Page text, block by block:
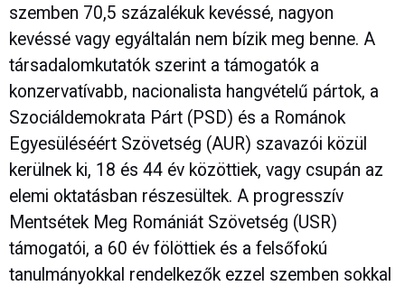
szemben 70,5 százalékuk kevéssé, nagyon
kevéssé vagy egyáltalán nem bízik meg benne. A
társadalomkutatók szerint a támogatók a
konzervatívabb, nacionalista hangvételű pártok, a
Szociáldemokrata Párt (PSD) és a Románok
Egyesüléséért Szövetség (AUR) szavazói közül
kerülnek ki, 18 és 44 év közöttiek, vagy csupán az
elemi oktatásban részesültek. A progresszív
Mentsétek Meg Romániát Szövetség (USR)
támogatói, a 60 év fölöttiek és a felsőfokú
tanulmányokkal rendelkezők ezzel szemben sokkal